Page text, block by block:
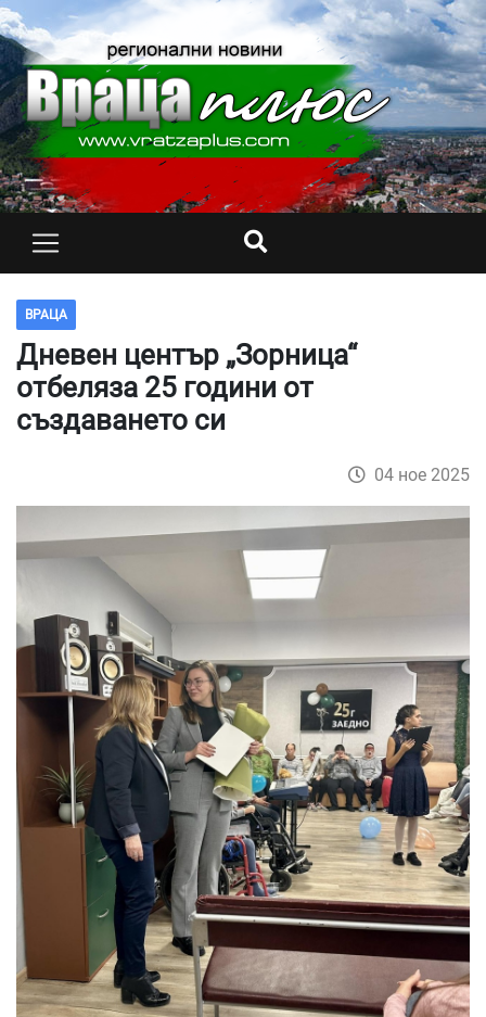
ВРАЦА
Дневен център „Зорница“
отбеляза 25 години от
създаването си
04 ное 2025